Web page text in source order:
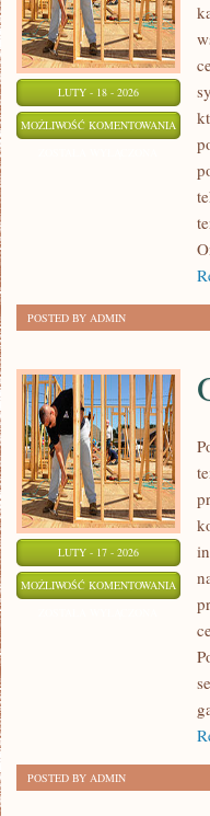
LUTY - 18 - 2026
MOŻLIWOŚĆ KOMENTOWANIA
POSTED BY ADMIN
LUTY - 17 - 2026
MOŻLIWOŚĆ KOMENTOWANIA
POSTED BY ADMIN